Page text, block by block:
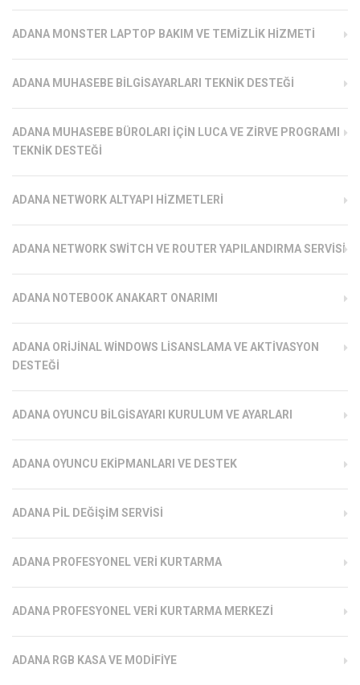
ADANA MONSTER LAPTOP BAKIM VE TEMIZLIK HIZMETI
ADANA MUHASEBE BILGISAYARLARI TEKNIK DESTEĞI
ADANA MUHASEBE BÜROLARI İÇIN LUCA VE ZIRVE PROGRAMI
TEKNIK DESTEĞI
ADANA NETWORK ALTYAPI HIZMETLERI
ADANA NETWORK SWITCH VE ROUTER YAPILANDIRMA SERVISI
ADANA NOTEBOOK ANAKART ONARIMI
ADANA ORIJINAL WINDOWS LISANSLAMA VE AKTIVASYON
DESTEĞI
ADANA OYUNCU BILGISAYARI KURULUM VE AYARLARI
ADANA OYUNCU EKIPMANLARI VE DESTEK
ADANA PIL DEĞIŞIM SERVISI
ADANA PROFESYONEL VERI KURTARMA
ADANA PROFESYONEL VERI KURTARMA MERKEZI
ADANA RGB KASA VE MODIFIYE